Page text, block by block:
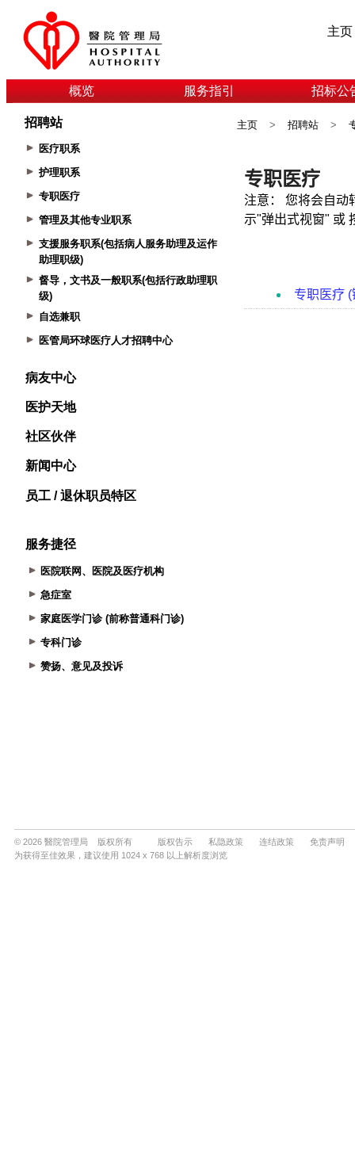
主页
概览 服务指引 招标公
招聘站
医疗职系
护理职系
专职医疗
管理及其他专业职系
支援服务职系(包括病人服务助理及运作
助理职级)
督导，文书及一般职系(包括行政助理职
级)
自选兼职
医管局环球医疗人才招聘中心
病友中心
医护天地
社区伙伴
新闻中心
员工 / 退休职员特区
服务捷径
医院联网、医院及医疗机构
急症室
家庭医学门诊 (前称普通科门诊)
专科门诊
赞扬、意见及投诉
主页 > 招聘站 >
© 2026 醫院管理局 版权所有 版权告示 私隐政策 连结政策
免责声明
为获得至佳效果，建议使用 1024 x 768 以上解析度浏览